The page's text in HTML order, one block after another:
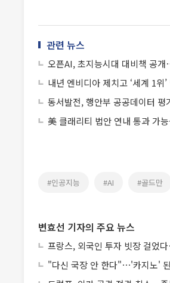
관련 뉴스
오픈AI, 초지능시대 대비책 공
내년 엔비디아 제치고 ‘세계 1
동서발전, 행안부 공공데이터
美 클래리티 법안 연내 통과 가
#인공지능 #AI #골드만
변효선 기자의 주요 뉴스
프랑스, 외국인 투자 빗장 걸었
"다신 국장 안 한다"⋯'카지노'